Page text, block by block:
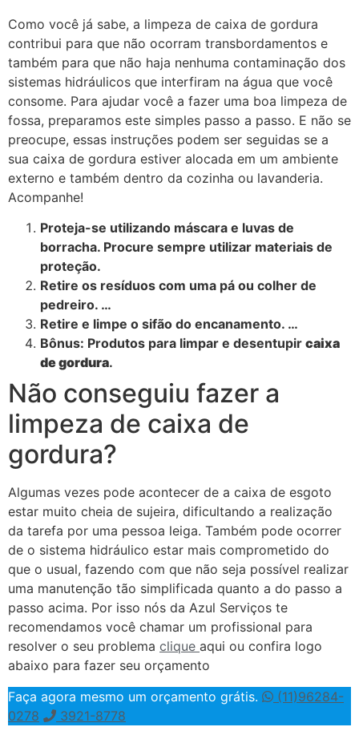
Como você já sabe, a limpeza de caixa de gordura
contribui para que não ocorram transbordamentos e
também para que não haja nenhuma contaminação dos
sistemas hidráulicos que interfiram na água que você
consome. Para ajudar você a fazer uma boa limpeza de
fossa, preparamos este simples passo a passo. E não se
preocupe, essas instruções podem ser seguidas se a
sua caixa de gordura estiver alocada em um ambiente
externo e também dentro da cozinha ou lavanderia.
Acompanhe!
Proteja-se utilizando máscara e luvas de
borracha. Procure sempre utilizar materiais de
proteção.
Retire os resíduos com uma pá ou colher de
pedreiro. …
Retire e limpe o sifão do encanamento. …
Bônus: Produtos para limpar e desentupir caixa
de gordura.
Não conseguiu fazer a
limpeza de caixa de
gordura?
Algumas vezes pode acontecer de a caixa de esgoto
estar muito cheia de sujeira, dificultando a realização
da tarefa por uma pessoa leiga. Também pode ocorrer
de o sistema hidráulico estar mais comprometido do
que o usual, fazendo com que não seja possível realizar
uma manutenção tão simplificada quanto a do passo a
passo acima. Por isso nós da Azul Serviços te
recomendamos você chamar um profissional para
resolver o seu problema clique aqui ou confira logo
abaixo para fazer seu orçamento
Faça agora mesmo um orçamento grátis.
(11)96284-
0278
3921-8778